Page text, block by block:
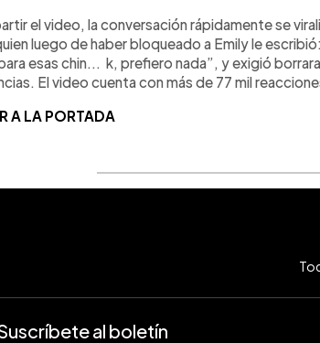
el video, la conversación rápidamente se
luego de haber bloqueado a Emily le
esas chin... k, prefiero nada”, y exigió
El video cuenta con más de 77 mil
A LA PORTADA
al boletín